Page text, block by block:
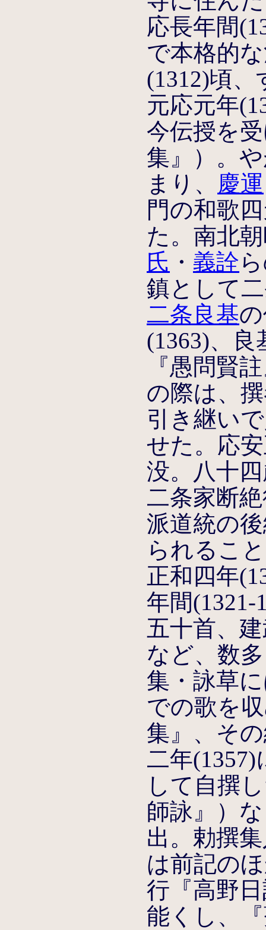
応長年間
で本格的
(1312)頃
元応元年
今伝授を
集』）。
まり、 慶運
門の和歌
た。南北
氏 ・ 義詮
鎮として
二条良基
(1363)、
『愚問賢
の際は、
引き継い
せた。応
没。八十
二条家断
派道統の
られるこ
正和四年
年間(1321-
五十首、
など、数
集・詠草
での歌を
集』、そ
二年
して自撰
師詠』）
出。勅撰
は前記の
行『高野
能くし、